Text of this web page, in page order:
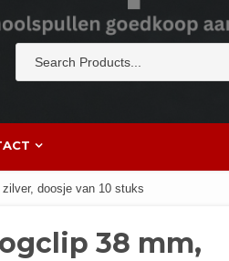
doosje van 10 stuks
38 mm,